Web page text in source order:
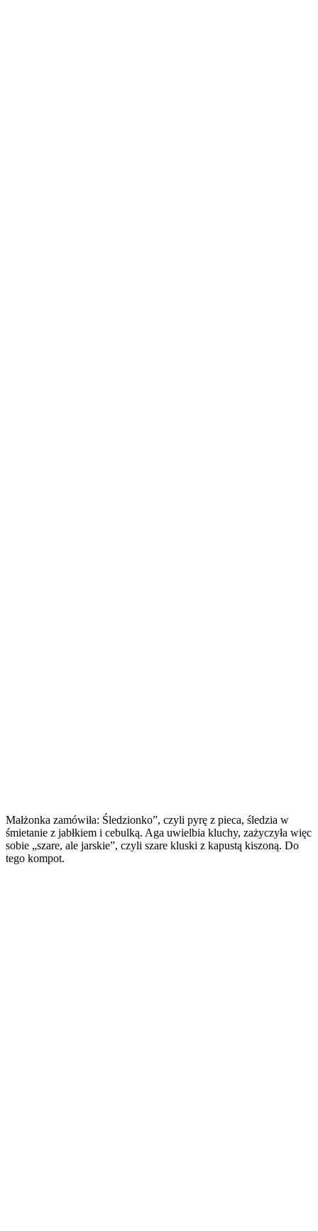
Małżonka zamówiła: Śledzionko”, czyli pyrę z pieca, śledzia w
śmietanie z jabłkiem i cebulką. Aga uwielbia kluchy, zażyczyła więc
sobie „szare, ale jarskie”, czyli szare kluski z kapustą kiszoną. Do
tego kompot.